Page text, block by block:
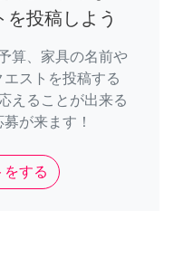
投稿しよう
算、家具の名前や
ストを投稿する
えることが出来る
が来ます！
をする